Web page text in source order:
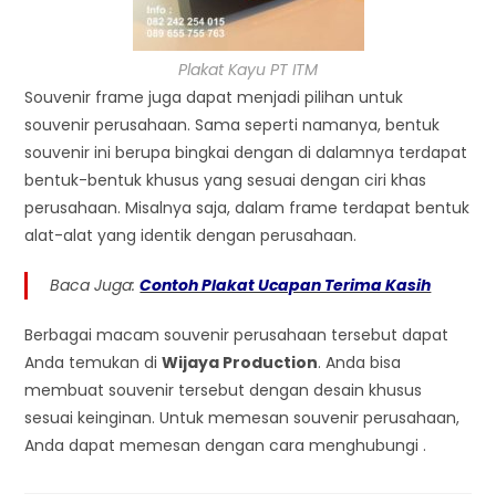
Plakat Kayu PT ITM
Souvenir frame juga dapat menjadi pilihan untuk
souvenir perusahaan. Sama seperti namanya, bentuk
souvenir ini berupa bingkai dengan di dalamnya terdapat
bentuk-bentuk khusus yang sesuai dengan ciri khas
perusahaan. Misalnya saja, dalam frame terdapat bentuk
alat-alat yang identik dengan perusahaan.
Baca Juga:Contoh Plakat Ucapan Terima Kasih
Berbagai macam souvenir perusahaan tersebut dapat
Anda temukan diWijaya Production. Anda bisa
membuat souvenir tersebut dengan desain khusus
sesuai keinginan. Untuk memesan souvenir perusahaan,
Anda dapat memesan dengan cara menghubungi .